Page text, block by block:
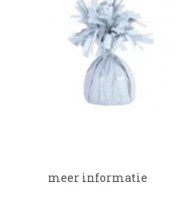
meer informatie